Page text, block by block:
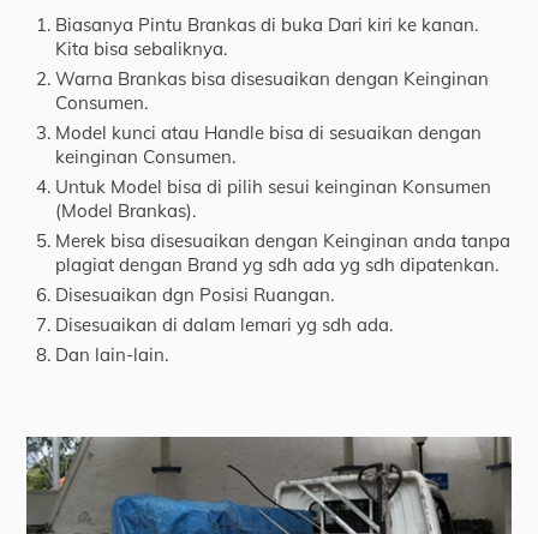
Biasanya Pintu Brankas di buka Dari kiri ke kanan.
Kita bisa sebaliknya.
Warna Brankas bisa disesuaikan dengan Keinginan
Consumen.
Model kunci atau Handle bisa di sesuaikan dengan
keinginan Consumen.
Untuk Model bisa di pilih sesui keinginan Konsumen
(Model Brankas).
Merek bisa disesuaikan dengan Keinginan anda tanpa
plagiat dengan Brand yg sdh ada yg sdh dipatenkan.
Disesuaikan dgn Posisi Ruangan.
Disesuaikan di dalam lemari yg sdh ada.
Dan lain-lain.